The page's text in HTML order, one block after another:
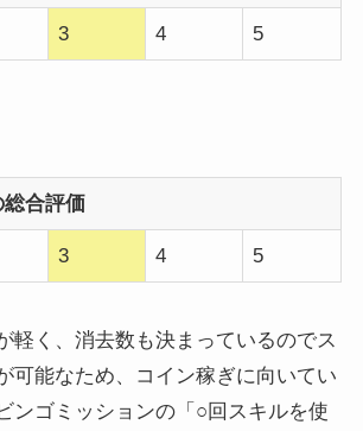
3 4 5
合評価
3 4 5
軽く、消去数も決まっているのでス
可能なため、コイン稼ぎに向いてい
ンゴミッションの「○回スキルを使